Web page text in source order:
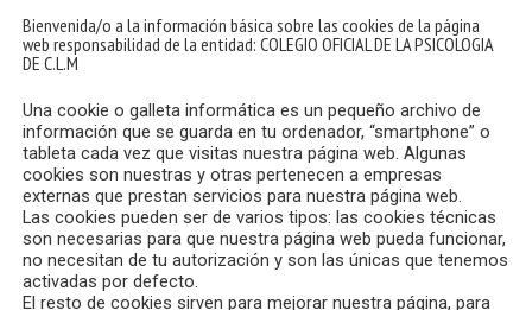
Bienvenida/o a la información básica sobre las cookies de la página
web responsabilidad de la entidad: COLEGIO OFICIAL DE LA PSICOLOGIA
DE C.L.M
Una cookie o galleta informática es un pequeño archivo de
información que se guarda en tu ordenador, “smartphone” o
tableta cada vez que visitas nuestra página web. Algunas
cookies son nuestras y otras pertenecen a empresas
externas que prestan servicios para nuestra página web.
Las cookies pueden ser de varios tipos: las cookies técnicas
son necesarias para que nuestra página web pueda funcionar,
no necesitan de tu autorización y son las únicas que tenemos
activadas por defecto.
El resto de cookies sirven para mejorar nuestra página, para